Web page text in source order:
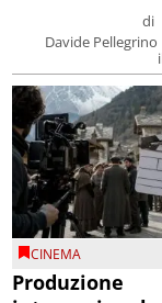
di
Davide Pellegrino
CINEMA
Produzione